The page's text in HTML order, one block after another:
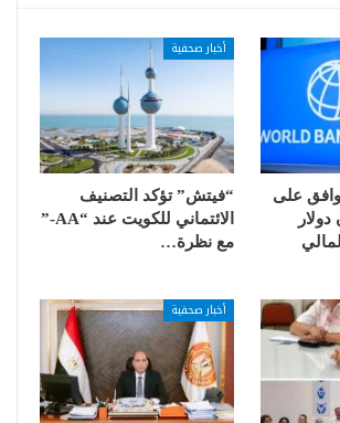
على
دولار
أخبار صحفية
“فيتش” تؤكد التصنيف
الائتماني للكويت عند “AA-”
مع نظرة…
أخبار صحفية